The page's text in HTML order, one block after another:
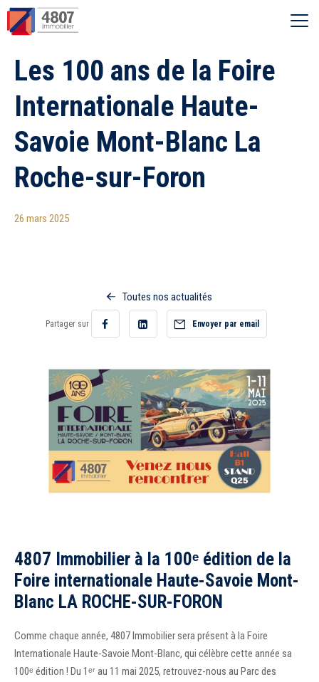
Vente
Location
Recherche par ville
Accès extranet
Ouvrir le menu
Les 100 ans de la Foire
Internationale Haute-
Savoie Mont-Blanc La
Roche-sur-Foron
26 mars 2025
Toutes nos actualités
Partager sur
Partager
sur
Partager
sur
Envoyer par email
4807 Immobilier à la 100ᵉ édition de la
Foire internationale Haute-Savoie Mont-
Blanc LA ROCHE-SUR-FORON
Comme chaque année, 4807 Immobilier sera présent à la Foire
Internationale Haute-Savoie Mont-Blanc, qui célèbre cette année sa
100ᵉ édition ! Du 1ᵉʳ au 11 mai 2025, retrouvez-nous au Parc des